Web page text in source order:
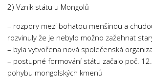
Psychologie a Sociologie
Technika
Účetnictví
Zdravotnictví
2) Vznik státu u Mongolů
– rozpory mezi bohatou menšinou a
rozvinuly že je nebylo možno zažehnat
– byla vytvořena nová společenská
– postupné formování státu začalo poč.
pohybu mongolských kmenů